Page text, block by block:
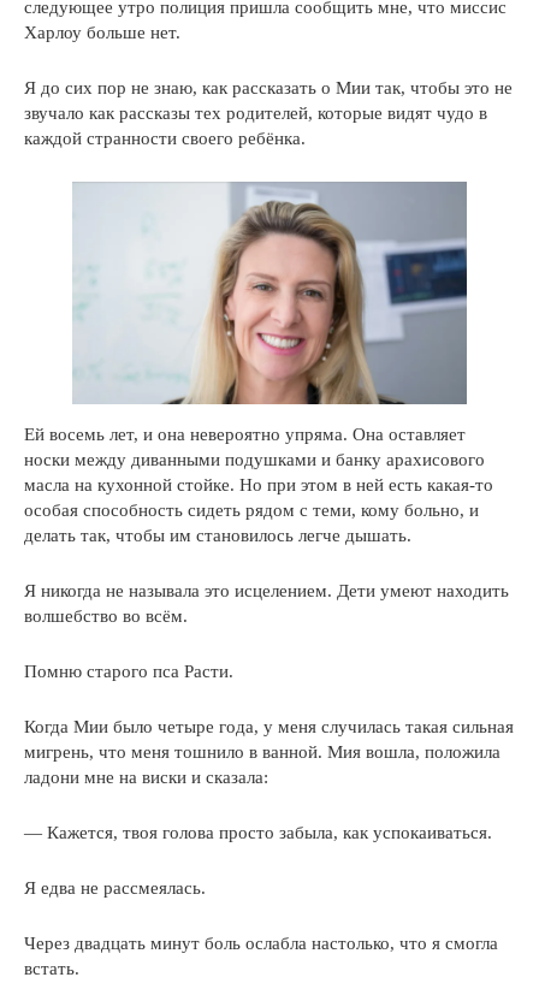
следующее утро полиция пришла сообщить мне, что миссис
Харлоу больше нет.
Я до сих пор не знаю, как рассказать о Мии так, чтобы это не
звучало как рассказы тех родителей, которые видят чудо в
каждой странности своего ребёнка.
Ей восемь лет, и она невероятно упряма. Она оставляет
носки между диванными подушками и банку арахисового
масла на кухонной стойке. Но при этом в ней есть какая-то
особая способность сидеть рядом с теми, кому больно, и
делать так, чтобы им становилось легче дышать.
Я никогда не называла это исцелением. Дети умеют находить
волшебство во всём.
Помню старого пса Расти.
Когда Мии было четыре года, у меня случилась такая сильная
мигрень, что меня тошнило в ванной. Мия вошла, положила
ладони мне на виски и сказала:
— Кажется, твоя голова просто забыла, как успокаиваться.
Я едва не рассмеялась.
Через двадцать минут боль ослабла настолько, что я смогла
встать.